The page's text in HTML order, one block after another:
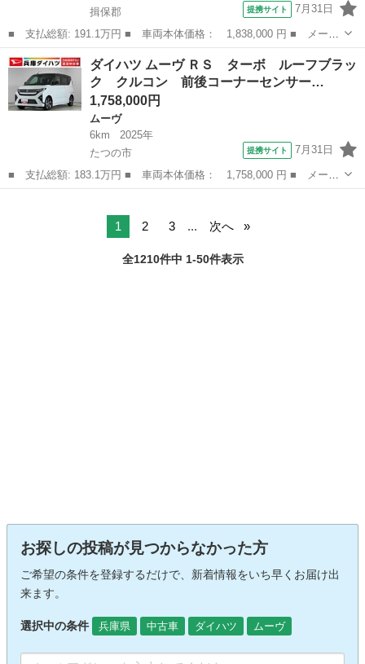
揖保郡
提携サイト 7月31日
■ 支払総額: 191.1万円 ■ 車両本体価格： 1,838,000 円 ■ メーカ
ー名： ダイハツ ■ 車種名： ムーヴ ■ グレード名： ＲＳ タ
ーボ ９インチディスプレイオーディオ ワイヤレス充電 １年保
証 ９イン...
兵庫 揖保郡 ムーヴ
ダイハツ ムーヴ ＲＳ ターボ ルーフブラッ
ク クルコン 前後コーナーセンサー…
1,758,000円
ムーヴ
6km
2025年
たつの市
提携サイト 7月31日
■ 支払総額: 183.1万円 ■ 車両本体価格： 1,758,000 円 ■ メーカ
ー名： ダイハツ ■ 車種名： ムーヴ ■ グレード名： ＲＳ タ
1 2 3 ... 次へ
全1210件中 1-50件表示
お探しの投稿が見つからなかった方
ご希望の条件を登録するだけで、新着情報をいち早くお届け出
来ます。
選択中の条件 兵庫県 中古車 ダイハツ ムーヴ